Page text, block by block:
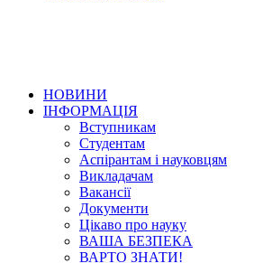
НОВИНИ
ІНФОРМАЦІЯ
Вступникам
Студентам
Аспірантам і науковцям
Викладачам
Вакансії
Документи
Цікаво про науку
ВАША БЕЗПЕКА
ВАРТО ЗНАТИ!